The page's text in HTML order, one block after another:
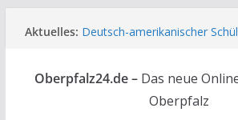
Inhalt
Aktuelles: Deutsch-amerikanischer
Unbekannte versuchen in
einzubrechen
Audi prallt gegen
Oberpfalz24.de – Das neue
Oberpfalz